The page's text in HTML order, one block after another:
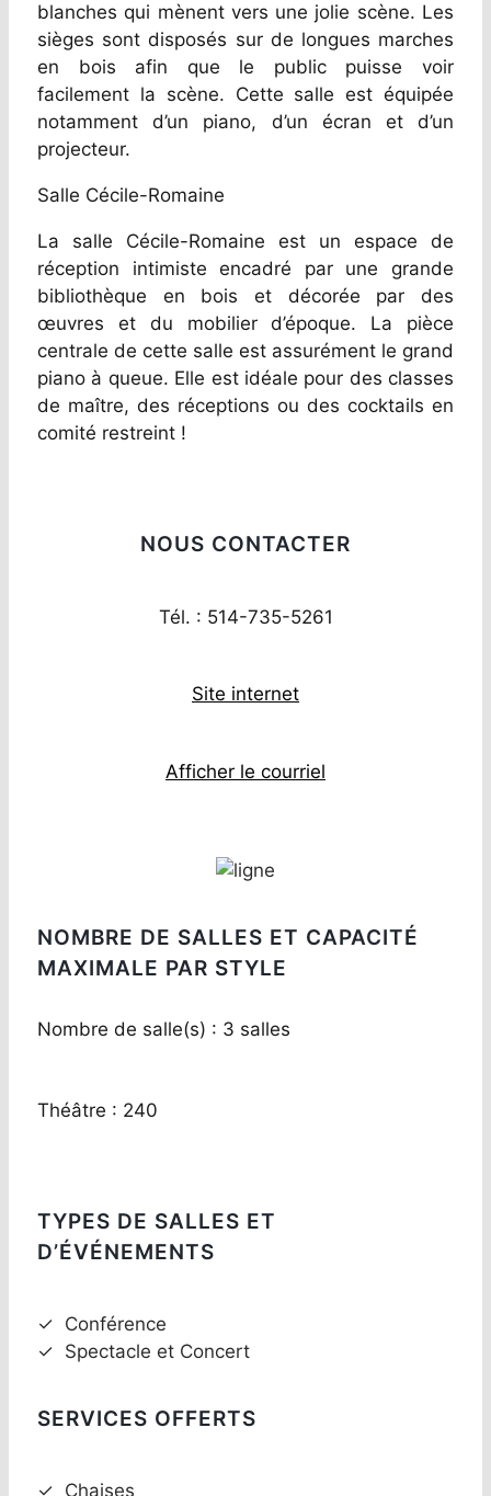
blanches qui mènent vers une jolie scène. Les
sièges sont disposés sur de longues marches
en bois afin que le public puisse voir
facilement la scène. Cette salle est équipée
notamment d’un piano, d’un écran et d’un
projecteur.
Salle Cécile-Romaine
La salle Cécile-Romaine est un espace de
réception intimiste encadré par une grande
bibliothèque en bois et décorée par des
œuvres et du mobilier d’époque. La pièce
centrale de cette salle est assurément le grand
piano à queue. Elle est idéale pour des classes
de maître, des réceptions ou des cocktails en
comité restreint !
NOUS CONTACTER
Tél. : 514-735-5261
Site internet
Afficher le courriel
NOMBRE DE SALLES ET CAPACITÉ
MAXIMALE PAR STYLE
Nombre de salle(s) : 3 salles
Théâtre : 240
TYPES DE SALLES ET
D’ÉVÉNEMENTS
✓ Conférence
✓ Spectacle et Concert
SERVICES OFFERTS
✓ Chaises